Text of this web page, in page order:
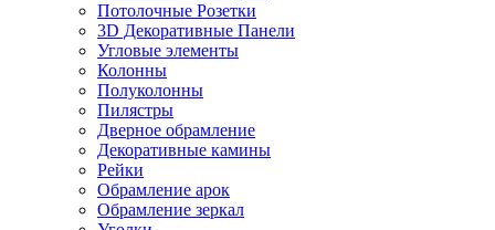
Потолочные Розетки
3D Декоративные Панели
Угловые элементы
Колонны
Полуколонны
Пилястры
Дверное обрамление
Декоративные камины
Рейки
Обрамление арок
Обрамление зеркал